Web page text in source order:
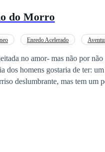
volta e revela a armação da
o nascimento do bebê e,
enfrentam uma paixão
o destino de todos.
do Morro
Enredo Acelerado
no amor- mas não por
dos homens gostaria de ter:
deslumbrante, mas tem
por ela e irá descobrir tarde